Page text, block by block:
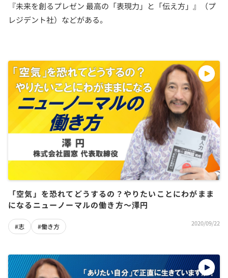
『未来を創るプレゼン 最高の「表現力」と「伝え方」』（プ
レジデント社）などがある。
「空気」を恐れてどうするの？やりたいことにわがまま
になるニューノーマルの働き方〜澤円
#志 #働き方 2020/09/22